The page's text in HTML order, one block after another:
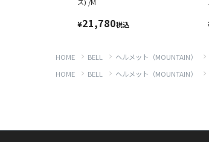
¥21,780税込
HOME BELL ヘルメット（MOUNTAIN）
HOME BELL ヘルメット（MOUNTAIN）